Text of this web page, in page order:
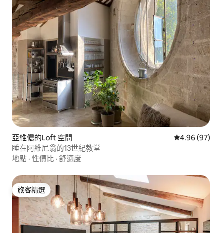
亞維儂的Loft 空間 從 97 則評價
4.96 (97)
睡在阿維尼翁的13世紀教堂
地點 · 性價比 · 舒適度
旅客精選
旅客精選